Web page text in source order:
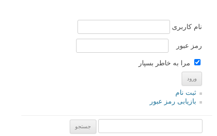
نام کاربری
رمز عبور
مرا به خاطر بسپار
ثبت نام
بازیابی رمز عبور